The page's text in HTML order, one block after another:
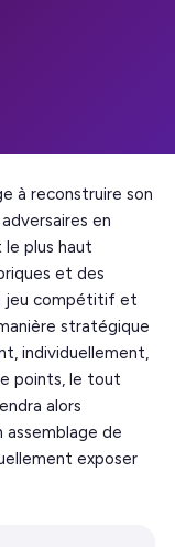
à reconstruire son
en
plus haut
et des
jeu compétitif et
stratégique
individuellement,
points, le tout
alors
de
exposer